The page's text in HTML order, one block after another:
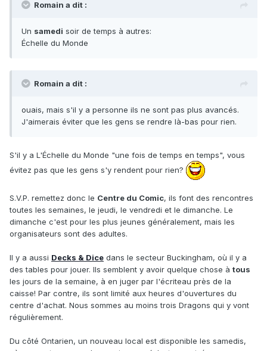
Romain a dit :
Un samedi soir de temps à autres:
Échelle du Monde
Romain a dit :
ouais, mais s'il y a personne ils ne sont pas plus avancés.
J'aimerais éviter que les gens se rendre là-bas pour rien.
S'il y a L'Échelle du Monde "une fois de temps en temps", vous
évitez pas que les gens s'y rendent pour rien?
S.V.P. remettez donc le Centre du Comic, ils font des rencontres
toutes les semaines, le jeudi, le vendredi et le dimanche. Le
dimanche c'est pour les plus jeunes généralement, mais les
organisateurs sont des adultes.
Il y a aussi Decks & Dice dans le secteur Buckingham, où il y a
des tables pour jouer. Ils semblent y avoir quelque chose à tous
les jours de la semaine, à en juger par l'écriteau près de la
caisse! Par contre, ils sont limité aux heures d'ouvertures du
centre d'achat. Nous sommes au moins trois Dragons qui y vont
régulièrement.
Du côté Ontarien, un nouveau local est disponible les samedis,